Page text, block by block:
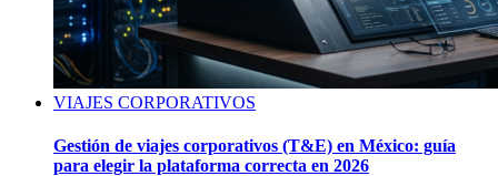
VIAJES CORPORATIVOS
Gestión de viajes corporativos (T&E) en México: guía
para elegir la plataforma correcta en 2026